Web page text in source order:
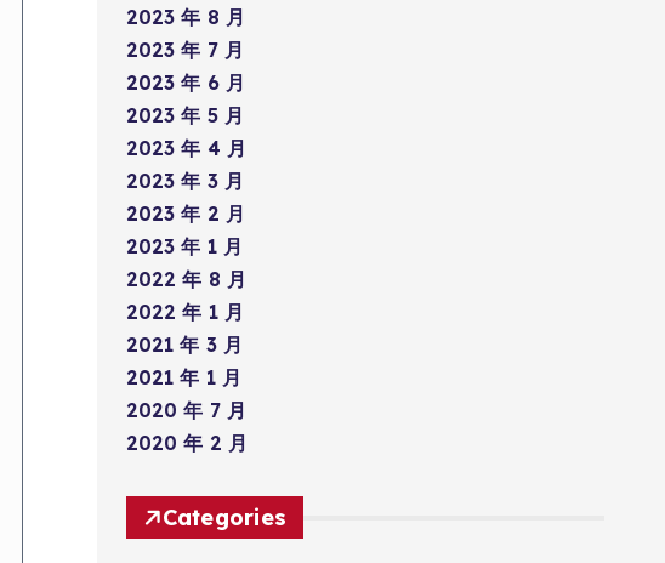
2023 年 8 月
2023 年 7 月
2023 年 6 月
2023 年 5 月
2023 年 4 月
2023 年 3 月
2023 年 2 月
2023 年 1 月
2022 年 8 月
2022 年 1 月
2021 年 3 月
2021 年 1 月
2020 年 7 月
2020 年 2 月
Categories